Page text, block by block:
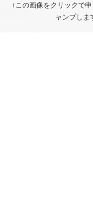
↑この画像をクリックで
ャンプしま